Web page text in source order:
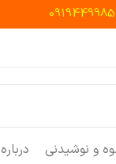
و نوشیدنی